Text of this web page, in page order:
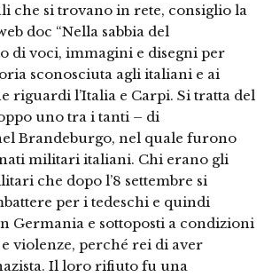
che si trovano in rete, consiglio la
doc “Nella sabbia del
di voci, immagini e disegni per
sconosciuta agli italiani e ai
riguardi l’Italia e Carpi. Si tratta del
uno tra i tanti – di
Brandeburgo, nel quale furono
militari italiani. Chi erano gli
che dopo l’8 settembre si
per i tedeschi e quindi
Germania e sottoposti a condizioni
violenze, perché rei di aver
Il loro rifiuto fu una